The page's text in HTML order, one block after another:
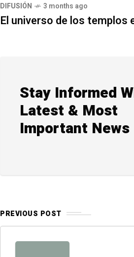
DIFUSIÓN 3 months ago
El universo de los templos
Stay Informed
Latest & Most
Important News
PREVIOUS POST